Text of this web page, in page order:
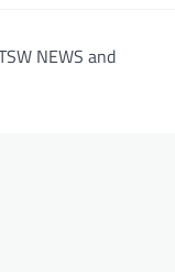
NEWS and